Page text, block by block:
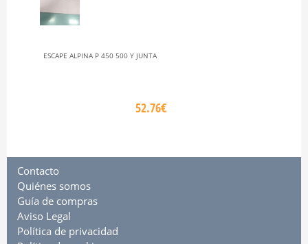
ESCAPE ALPINA P 450 500 Y JUNTA
52.76€
Contacto
Quiénes somos
Guía de compras
Aviso Legal
Política de privacidad